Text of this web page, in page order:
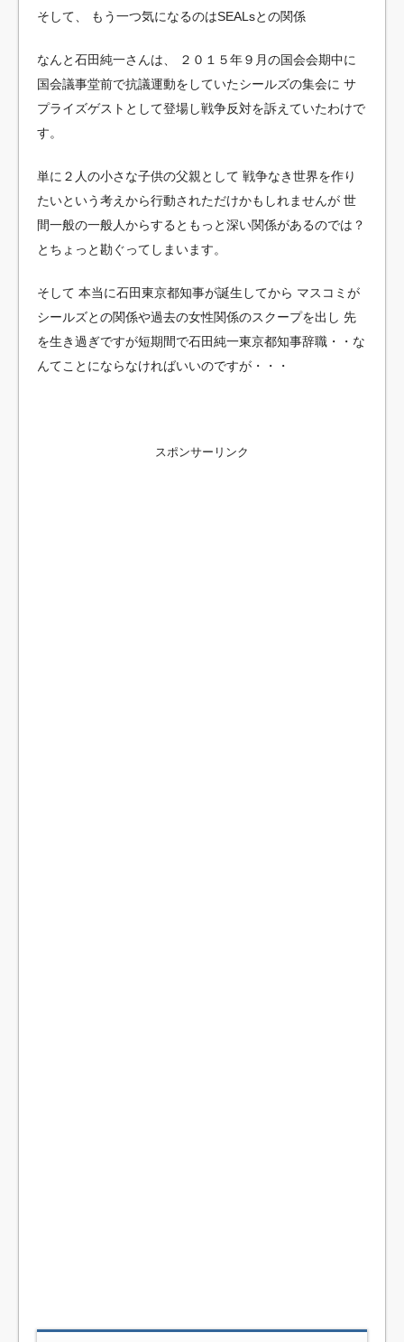
そして、 もう一つ気になるのはSEALsとの関係
なんと石田純一さんは、
２０１５年９月の国会会期中に
国会議事堂前で抗議運動をしていたシールズの集会に サ
プライズゲストとして登場し戦争反対を訴えていたわけで
す。
単に２人の小さな子供の父親として 戦争なき世界を作り
たいという考えから行動されただけかもしれませんが 世
間一般の一般人からするともっと深い関係があるのでは？
とちょっと勘ぐってしまいます。
そして 本当に石田東京都知事が誕生してから マスコミが
シールズとの関係や過去の女性関係のスクープを出し 先
を生き過ぎですが短期間で石田純一東京都知事辞職・・な
んてことにならなければいいのですが・・・
スポンサーリンク